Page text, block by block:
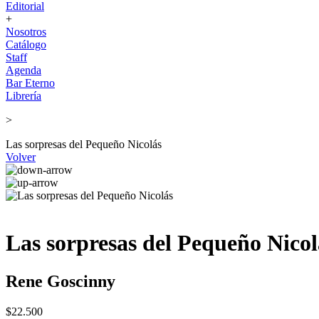
Editorial
+
Nosotros
Catálogo
Staff
Agenda
Bar Eterno
Librería
>
Las sorpresas del Pequeño Nicolás
Volver
Las sorpresas del Pequeño
Rene Goscinny
$22.500